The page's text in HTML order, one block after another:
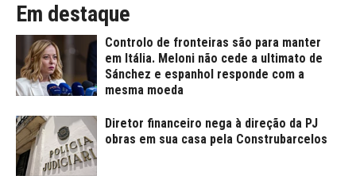
Em destaque
Controlo de fronteiras são para manter
em Itália. Meloni não cede a ultimato de
Sánchez e espanhol responde com a
mesma moeda
Diretor financeiro nega à direção da PJ
obras em sua casa pela Construbarcelos